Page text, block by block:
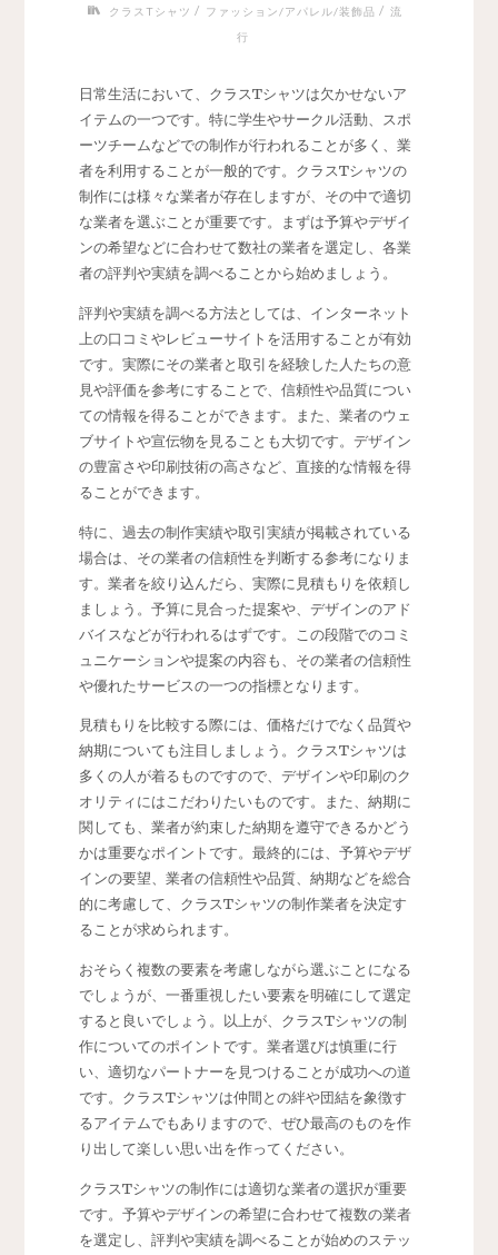
クラスTシャツ / ファッション/アパレル/装飾品 / 流
行
日常生活において、クラスTシャツは欠かせないア
イテムの一つです。 特に学生やサークル活動、スポ
ーツチームなどでの制作が行われることが多く、業
者を利用することが一般的です。クラスTシャツの
制作には様々な業者が存在しますが、その中で適切
な業者を選ぶことが重要です。まずは予算やデザイ
ンの希望などに合わせて数社の業者を選定し、各業
者の評判や実績を調べることから始めましょう。
評判や実績を調べる方法としては、インターネット
上の口コミやレビューサイトを活用することが有効
です。実際にその業者と取引を経験した人たちの意
見や評価を参考にすることで、信頼性や品質につい
ての情報を得ることができます。また、業者のウェ
ブサイトや宣伝物を見ることも大切です。デザイン
の豊富さや印刷技術の高さなど、直接的な情報を得
ることができます。
特に、過去の制作実績や取引実績が掲載されている
場合は、その業者の信頼性を判断する参考になりま
す。業者を絞り込んだら、実際に見積もりを依頼し
ましょう。予算に見合った提案や、デザインのアド
バイスなどが行われるはずです。この段階でのコミ
ュニケーションや提案の内容も、その業者の信頼性
や優れたサービスの一つの指標となります。
見積もりを比較する際には、価格だけでなく品質や
納期についても注目しましょう。クラスTシャツは
多くの人が着るものですので、デザインや印刷のク
オリティにはこだわりたいものです。また、納期に
関しても、業者が約束した納期を遵守できるかどう
かは重要なポイントです。最終的には、予算やデザ
インの要望、業者の信頼性や品質、納期などを総合
的に考慮して、クラスTシャツの制作業者を決定す
ることが求められます。
おそらく複数の要素を考慮しながら選ぶことになる
でしょうが、一番重視したい要素を明確にして選定
すると良いでしょう。以上が、クラスTシャツの制
作についてのポイントです。業者選びは慎重に行
い、適切なパートナーを見つけることが成功への道
です。クラスTシャツは仲間との絆や団結を象徴す
るアイテムでもありますので、ぜひ最高のものを作
り出して楽しい思い出を作ってください。
クラスTシャツの制作には適切な業者の選択が重要
です。予算やデザインの希望に合わせて複数の業者
を選定し、評判や実績を調べることが始めのステッ